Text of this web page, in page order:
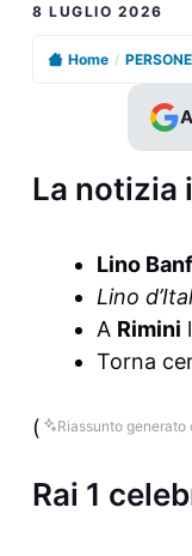
8 LUGLIO 2026
Home / PERSONE
La notizia
Lino
Lino
A Rimini
Torna
( Riassunto generato
Rai 1